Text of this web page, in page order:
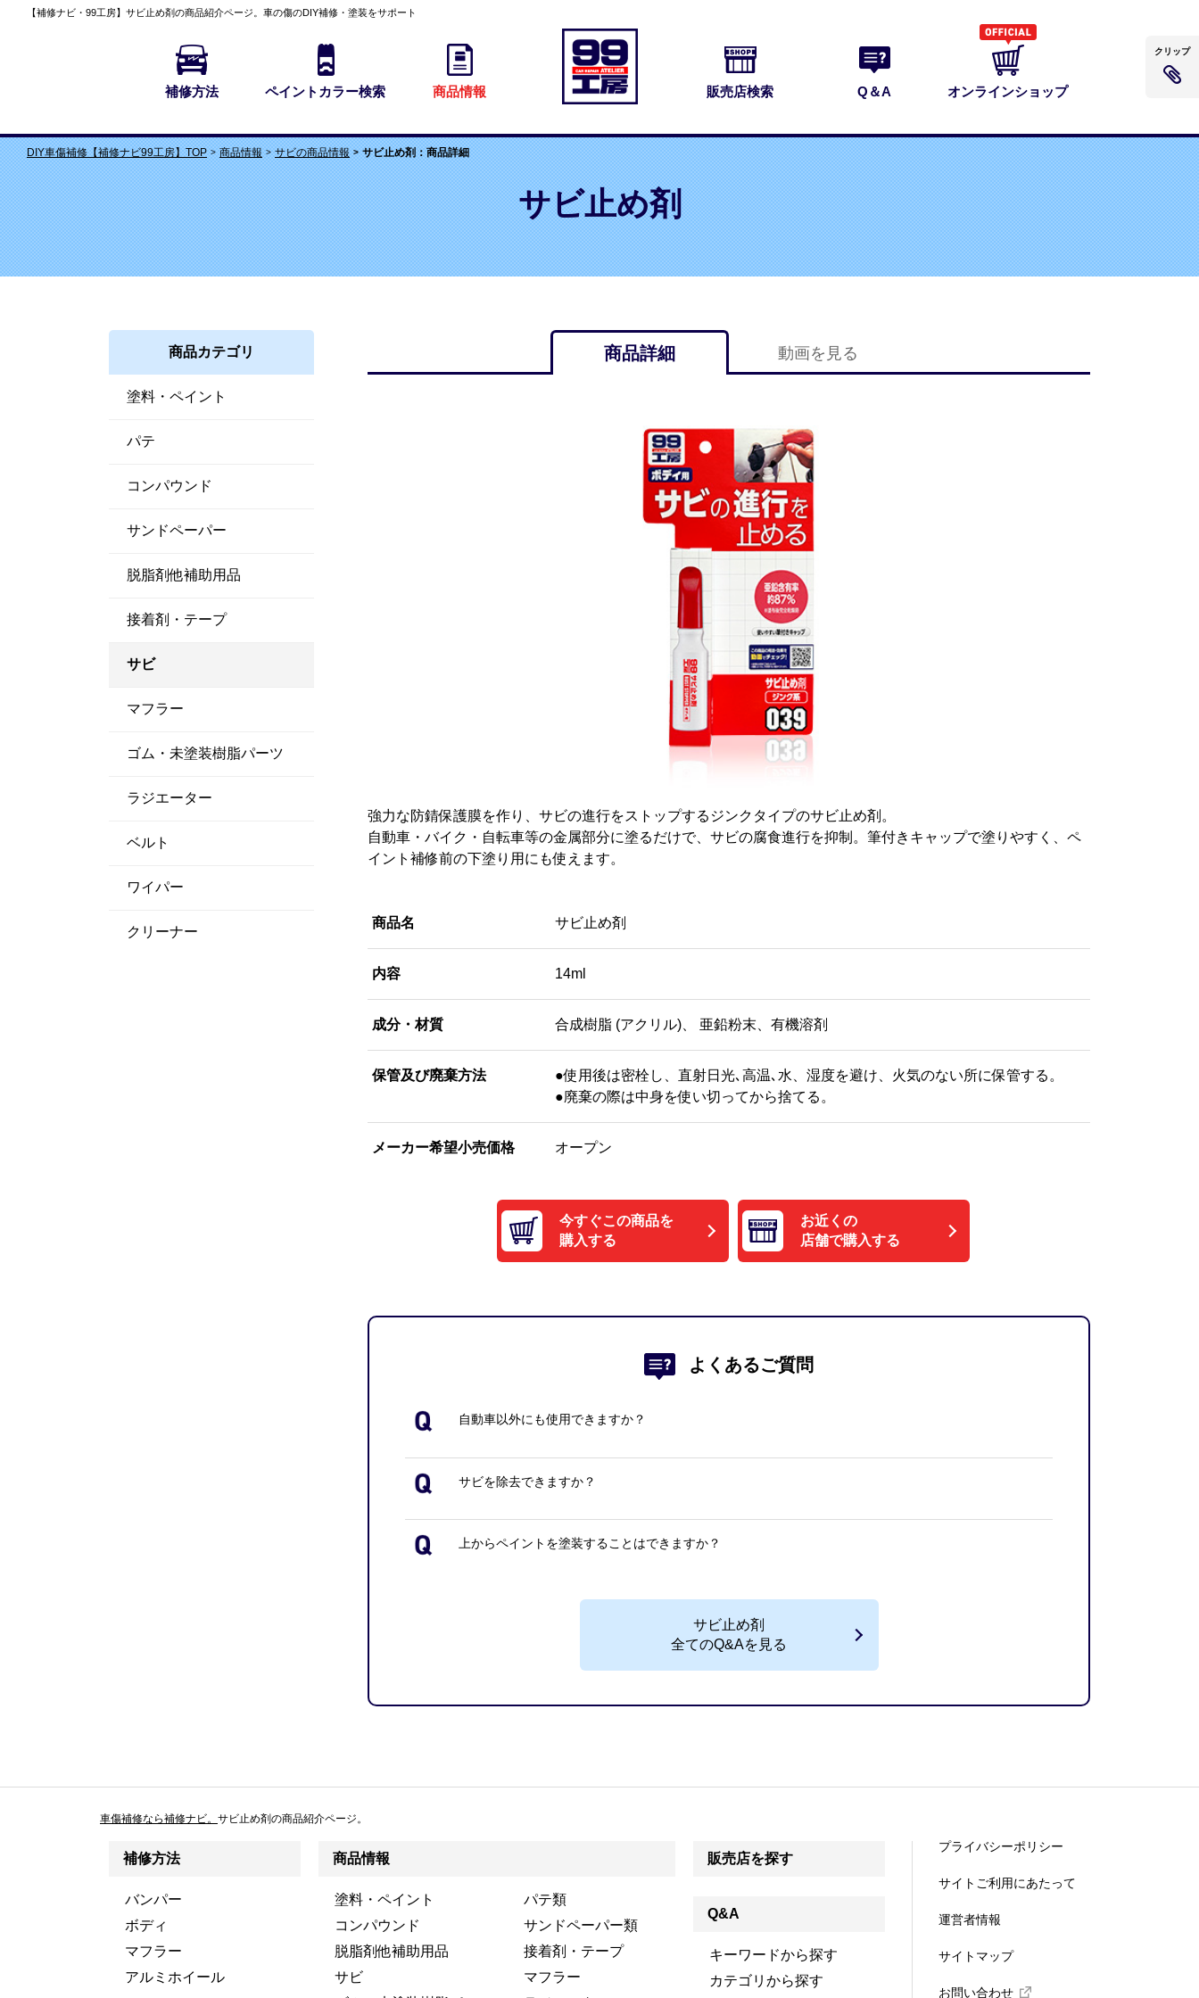
【補修ナビ・99工房】 サビ止め剤の商品紹介ページ。車の傷のDIY補修・塗装をサポート
補修方法 ペイントカラー検索 商品情報 販売店検索 Q＆A オンラインショップ
DIY車傷補修【補修ナビ99工房】TOP 商品情報 サビの商品情報 サビ止め剤：商品詳細
サビ止め剤
商品カテゴリ
塗料・ペイント
パテ
コンパウンド
サンドペーパー
脱脂剤他補助用品
接着剤・テープ
サビ
マフラー
ゴム・未塗装樹脂パーツ
ラジエーター
ベルト
ワイパー
クリーナー
商品詳細 動画を見る
強力な防錆保護膜を作り、サビの進行をストップするジンクタイプのサビ止め剤。
自動車・バイク・自転車等の金属部分に塗るだけで、サビの腐食進行を抑制。筆付きキャップで塗りやすく、ペ
イント補修前の下塗り用にも使えます。
商品名 サビ止め剤
内容 14ml
成分・材質 合成樹脂 (アクリル)、 亜鉛粉末、有機溶剤
保管及び廃棄方法
●使用後は密栓し、直射日光､高温､水、湿度を避け、火気のない所に保管する。
●廃棄の際は中身を使い切ってから捨てる。
メーカー希望小売価格 オープン
今すぐこの商品を
購入する
お近くの
店舗で購入する
よくあるご質問
自動車以外にも使用できますか？
サビを除去できますか？
上からペイントを塗装することはできますか？
サビ止め剤
全てのQ&Aを見る
車傷補修なら補修ナビ。 サビ止め剤の商品紹介ページ。
補修方法
バンパー
ボディ
マフラー
アルミホイール
商品情報
塗料・ペイント
パテ類
コンパウンド
サンドペーパー類
脱脂剤他補助用品
接着剤・テープ
サビ
マフラー
販売店を探す
Q&A
キーワードから探す
カテゴリから探す
プライバシーポリシー
サイトご利用にあたって
運営者情報
サイトマップ
お問い合わせ
クリップ